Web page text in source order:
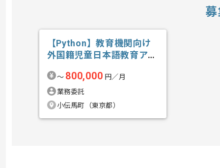
【Python】教育機関向け
外国籍児童日本語教育アプ
〜 800,000 円／月
業務委託
小伝馬町（東京都）